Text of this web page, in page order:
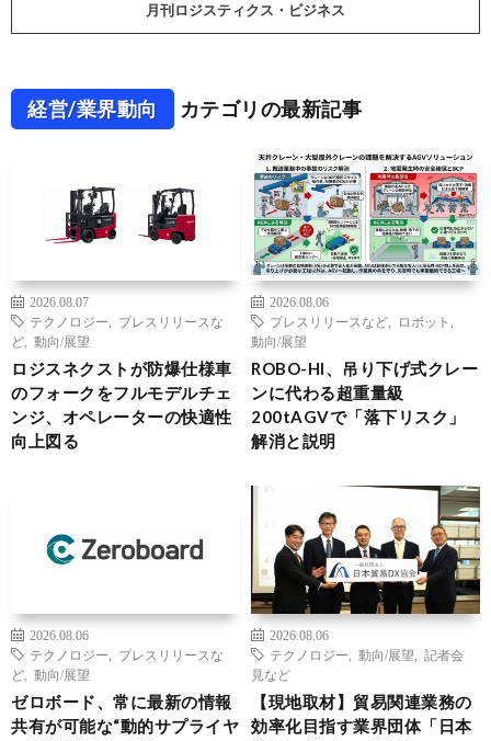
月刊ロジスティクス・ビジネス
経営/業界動向 カテゴリの最新記事
2026.08.07
テクノロジー
プレスリリースな
ど
動向/展望
ロジスネクストが防爆仕様車
のフォークをフルモデルチェ
ンジ、オペレーターの快適性
向上図る
2026.08.06
プレスリリースなど
ロボット
動向/展望
ROBO-HI、吊り下げ式クレー
ンに代わる超重量級
200tAGVで「落下リスク」
解消と説明
2026.08.06
テクノロジー
プレスリリースな
ど
動向/展望
ゼロボード、常に最新の情報
共有が可能な“動的サプライヤ
2026.08.06
テクノロジー
動向/展望
記者会
見など
【現地取材】貿易関連業務の
効率化目指す業界団体「日本